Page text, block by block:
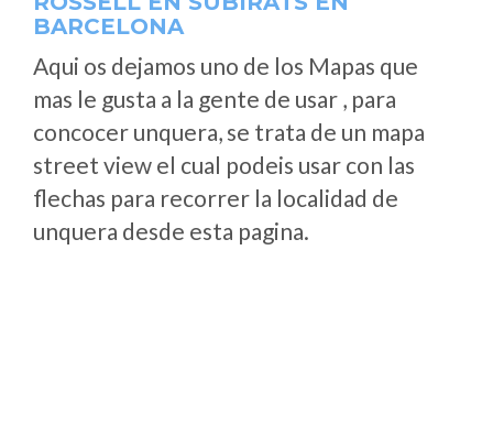
BARCELONA
Aqui os dejamos uno de los Mapas que
mas le gusta a la gente de usar , para
concocer unquera, se trata de un mapa
street view el cual podeis usar con las
flechas para recorrer la localidad de
unquera desde esta pagina.